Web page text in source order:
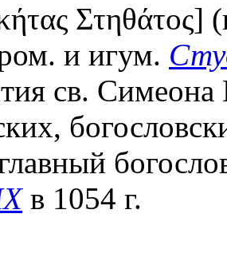
Στηθάτος]
и игум.
св. Симеона
в 1054 г.